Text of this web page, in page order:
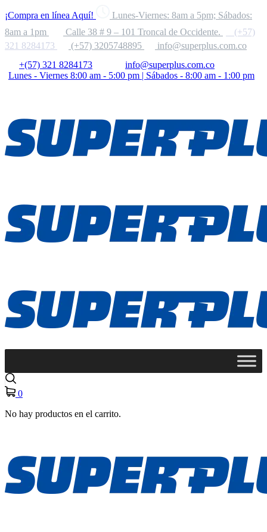
¡Compra en línea Aquí!
Lunes-Viernes: 8am a 5pm; Sábados:
8am a 1pm
Calle 38 # 9 – 101 Troncal de Occidente.
(+57)
321 8284173
(+57) 3205748895
info@superplus.com.co
+(57) 321 8284173
info@superplus.com.co
Lunes - Viernes 8:00 am - 5:00 pm | Sábados - 8:00 am - 1:00 pm
0
No hay productos en el carrito.